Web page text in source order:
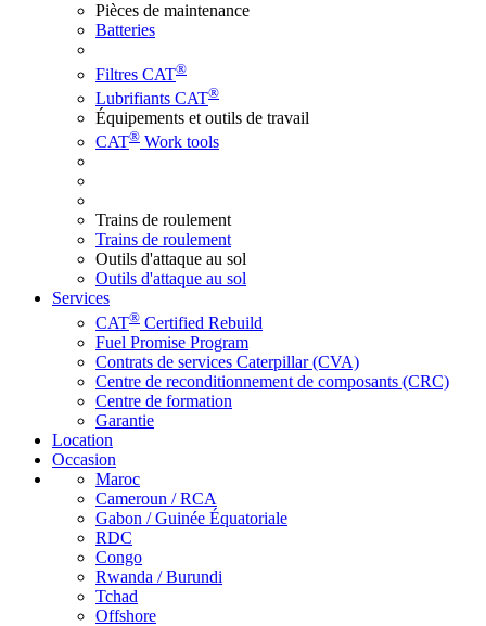
Pièces de maintenance
Batteries
Filtres CAT®
Lubrifiants CAT®
Équipements et outils de travail
CAT® Work tools
Trains de roulement
Trains de roulement
Outils d'attaque au sol
Outils d'attaque au sol
Services
CAT® Certified Rebuild
Fuel Promise Program
Contrats de services Caterpillar (CVA)
Centre de reconditionnement de composants (CRC)
Centre de formation
Garantie
Location
Occasion
Maroc
Cameroun / RCA
Gabon / Guinée Équatoriale
RDC
Congo
Rwanda / Burundi
Tchad
Offshore